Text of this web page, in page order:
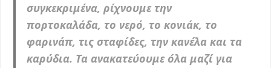
συγκεκριμένα, ρίχνουμε την
πορτοκαλάδα, το νερό, το κονιάκ, το
φαρινάπ, τις σταφίδες, την κανέλα και τα
καρύδια. Τα ανακατεύουμε όλα μαζί για